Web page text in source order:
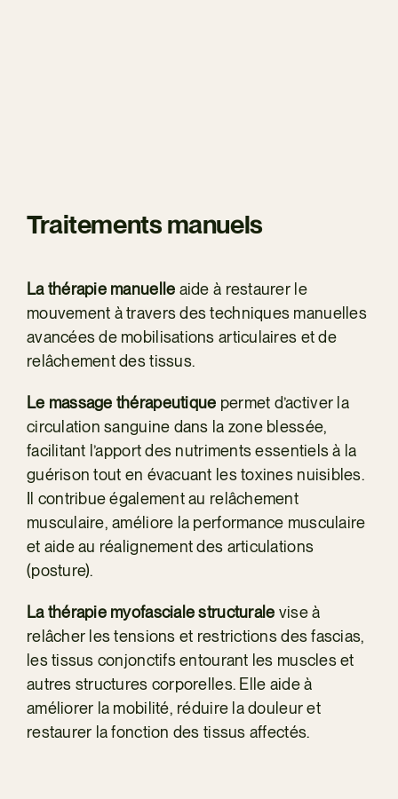
Traitements manuels
La thérapie manuelle aide à restaurer le
mouvement à travers des techniques manuelles
avancées de mobilisations articulaires et de
relâchement des tissus.
Le massage thérapeutique permet d’activer la
circulation sanguine dans la zone blessée,
facilitant l’apport des nutriments essentiels à la
guérison tout en évacuant les toxines nuisibles.
Il contribue également au relâchement
musculaire, améliore la performance musculaire
et aide au réalignement des articulations
(posture).
La thérapie myofasciale structurale vise à
relâcher les tensions et restrictions des fascias,
les tissus conjonctifs entourant les muscles et
autres structures corporelles. Elle aide à
améliorer la mobilité, réduire la douleur et
restaurer la fonction des tissus affectés.